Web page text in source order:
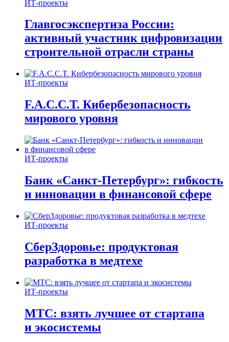
ИТ-проекты
Главгосэкспертиза России:
активный участник цифровизации
строительной отрасли страны
ИТ-проекты
F.A.C.C.T. Кибербезопасность
мирового уровня
ИТ-проекты
Банк «Санкт-Петербург»: гибкость
и инновации в финансовой сфере
ИТ-проекты
СберЗдоровье: продуктовая
разработка в медтехе
ИТ-проекты
МТС: взять лучшее от стартапа
и экосистемы